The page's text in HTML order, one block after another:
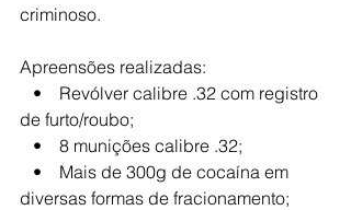
criminoso.
Apreensões realizadas:
•    Revólver calibre .32 com registro
de furto/roubo;
•    8 munições calibre .32;
•    Mais de 300g de cocaína em
diversas formas de fracionamento;